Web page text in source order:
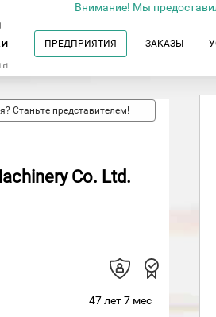
Внимание! Мы
ПРЕДПРИЯТИЯ ЗАКАЗЫ
Станьте представителем!
Co. Ltd.
47 лет 7 мес